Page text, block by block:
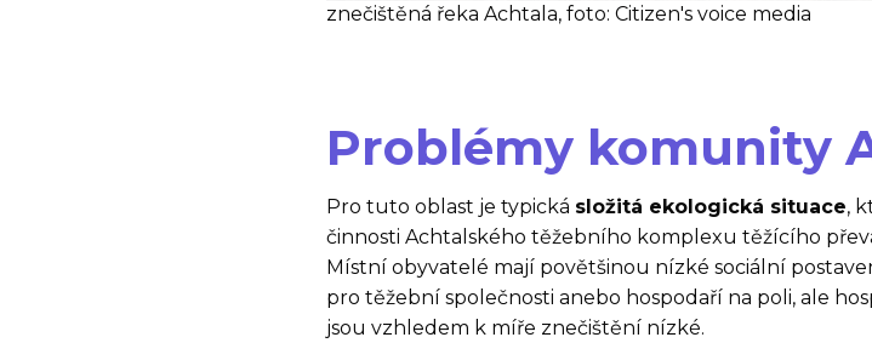
znečištěná řeka Achtala, foto: Citizen's voice media
Problémy komunity
Pro tuto oblast je typická složitá ekologická situace,
činnosti Achtalského těžebního komplexu těžícího
Místní obyvatelé mají povětšinou nízké sociální
pro těžební společnosti anebo hospodaří na poli, ale
jsou vzhledem k míře znečištění nízké.